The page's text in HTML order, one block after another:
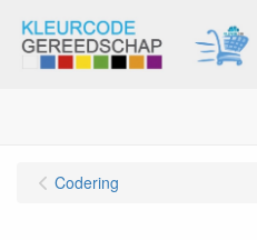
Codering